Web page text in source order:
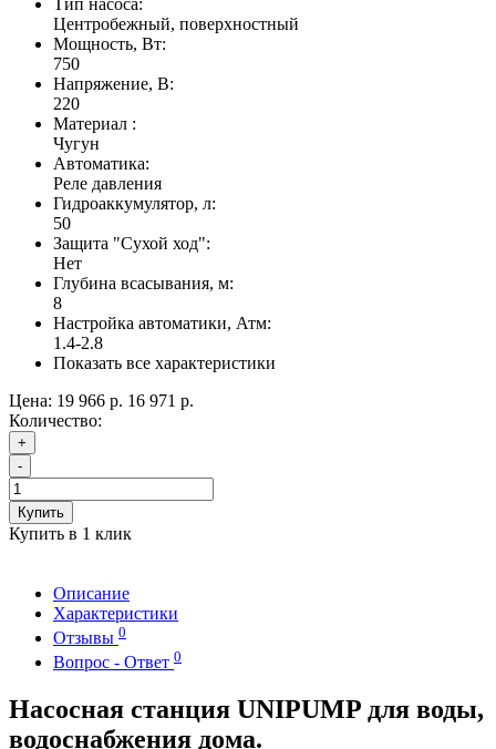
Центробежный, поверхностный
Мощность, Вт:
750
Напряжение, В:
220
Материал :
Чугун
Автоматика:
Реле давления
Гидроаккумулятор, л:
50
Защита "Сухой ход":
Нет
Глубина всасывания, м:
8
Настройка автоматики, Атм:
1.4-2.8
Показать все характеристики
Цена: 19 966 р. 16 971 р.
Количество:
+
-
Купить
Купить в 1 клик
Описание
Характеристики
Отзывы 0
Вопрос - Ответ 0
Насосная станция UNIPUMP для воды,
водоснабжения дома.